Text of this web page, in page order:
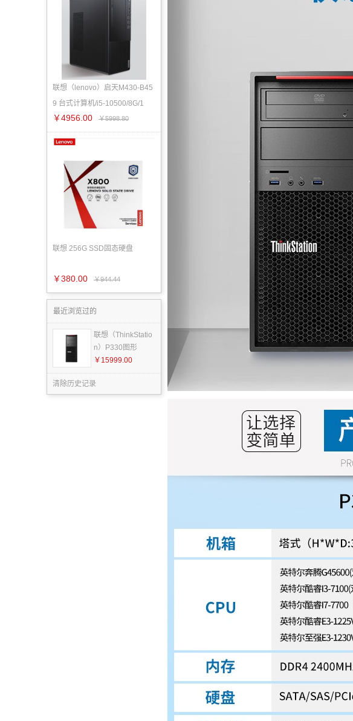
联想（lenovo）启天M430-B45
9 台式计算机/i5-10500/8G/1
￥4956.00 ￥5998.80
联想 256G SSD固态硬盘
￥380.00 ￥944.44
最近浏览过的
联想（ThinkStatio
n）P330图形
￥15999.00
清除历史记录